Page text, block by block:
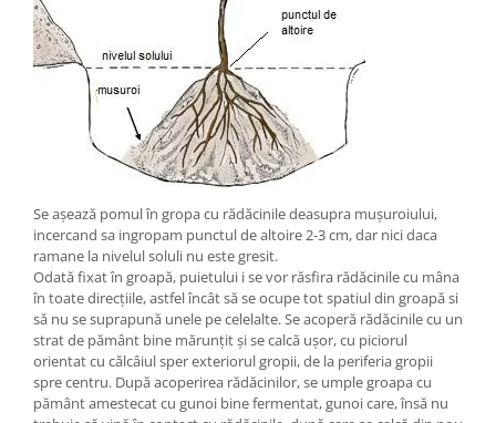
Se așează pomul în gropa cu rădăcinile deasupra mușuroiului,
incercand sa ingropam punctul de altoire 2-3 cm, dar nici daca
ramane la nivelul soluli nu este gresit.
Odată fixat în groapă, puietului i se vor răsfira rădăcinile cu mâna
în toate direcțiile, astfel încât să se ocupe tot spatiul din groapă si
să nu se suprapună unele pe celelalte. Se acoperă rădăcinile cu un
strat de pământ bine mărunțit și se calcă ușor, cu piciorul
orientat cu călcâiul sper exteriorul gropii, de la periferia gropii
spre centru. După acoperirea rădăcinilor, se umple groapa cu
pământ amestecat cu gunoi bine fermentat, gunoi care, însă nu